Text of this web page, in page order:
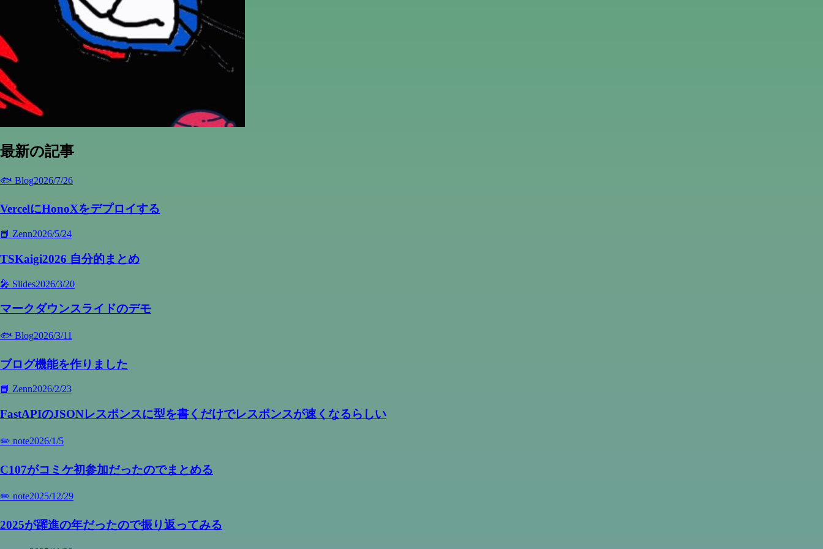
最新の記事
🐟 Blog2026/7/26
VercelにHonoXをデプロイする
📘 Zenn2026/5/24
TSKaigi2026 自分的まとめ
🎤 Slides2026/3/20
マークダウンスライドのデモ
🐟 Blog2026/3/11
ブログ機能を作りました
📘 Zenn2026/2/23
FastAPIのJSONレスポンスに型を書くだけでレスポンスが速くなるらしい
✏️ note2026/1/5
C107がコミケ初参加だったのでまとめる
✏️ note2025/12/29
2025が躍進の年だったので振り返ってみる